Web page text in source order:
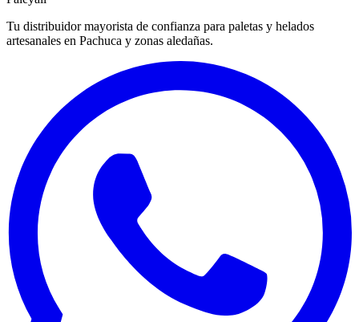
Tu distribuidor mayorista de confianza para paletas y helados
artesanales en Pachuca y zonas aledañas.